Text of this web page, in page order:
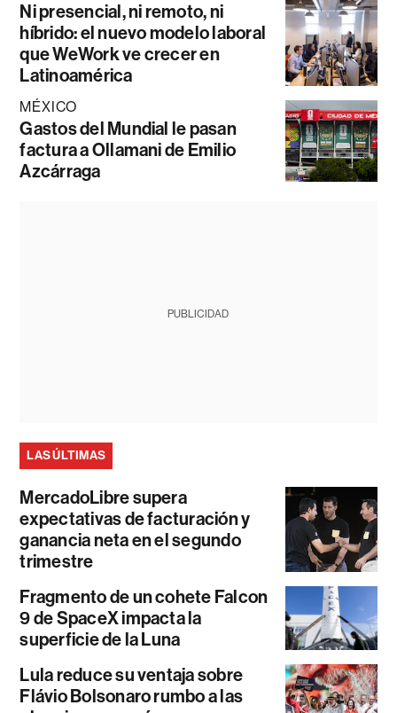
Ni presencial, ni remoto, ni
híbrido: el nuevo modelo laboral
que WeWork ve crecer en
Latinoamérica
MÉXICO
Gastos del Mundial le pasan
factura a Ollamani de Emilio
Azcárraga
PUBLICIDAD
LAS ÚLTIMAS
MercadoLibre supera
expectativas de facturación y
ganancia neta en el segundo
trimestre
Fragmento de un cohete Falcon
9 de SpaceX impacta la
superficie de la Luna
Lula reduce su ventaja sobre
Flávio Bolsonaro rumbo a las